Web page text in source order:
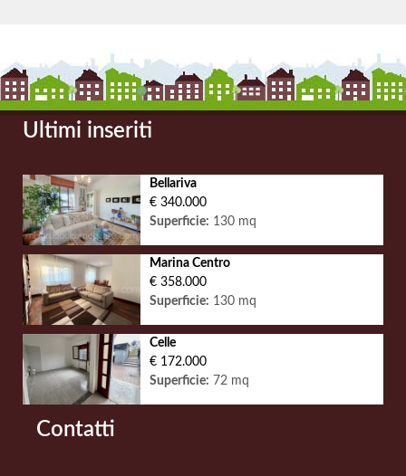
Ultimi inseriti
Bellariva
€ 340.000
Superficie: 130 mq
Marina Centro
€ 358.000
Superficie: 130 mq
Celle
€ 172.000
Superficie: 72 mq
Contatti